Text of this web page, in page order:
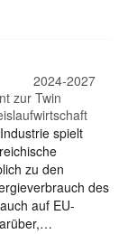
2024-2027
zur Twin
spielt
zu den
des
auf EU-